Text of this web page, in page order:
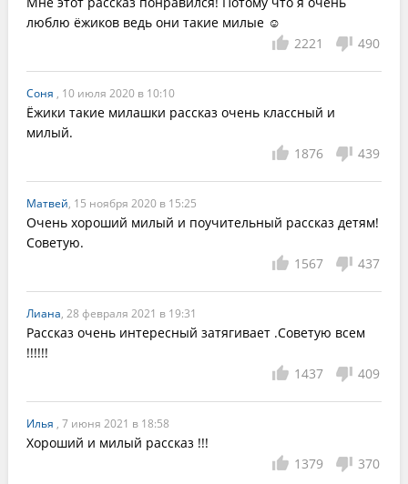
люблю ёжиков ведь они такие милые ☺️
2221
490
Соня , 10 июля 2020 в 10:10
Ёжики такие милашки рассказ очень классный и
милый.
1876
439
Матвей, 15 ноября 2020 в 15:25
Очень хороший милый и поучительный рассказ детям!
Советую.
1567
437
Лиана, 28 февраля 2021 в 19:31
Рассказ очень интересный затягивает .Советую всем
!!!!!!
1437
409
Илья , 7 июня 2021 в 18:58
Хороший и милый рассказ !!!
1379
370